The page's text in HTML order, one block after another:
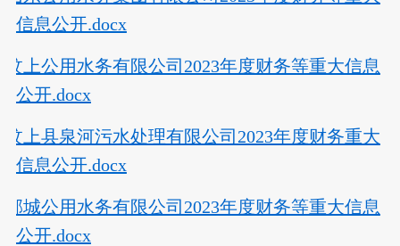
信息公开.docx
汶上公用水务有限公司2023年度财务等重大信息
公开.docx
汶上县泉河污水处理有限公司2023年度财务重大
信息公开.docx
邹城公用水务有限公司2023年度财务等重大信息
公开.docx